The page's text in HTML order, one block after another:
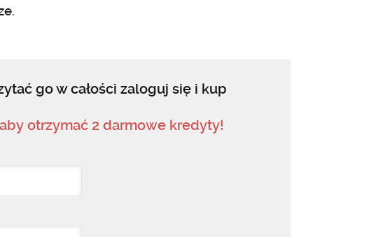
go w całości zaloguj się i kup
otrzymać 2 darmowe kredyty!